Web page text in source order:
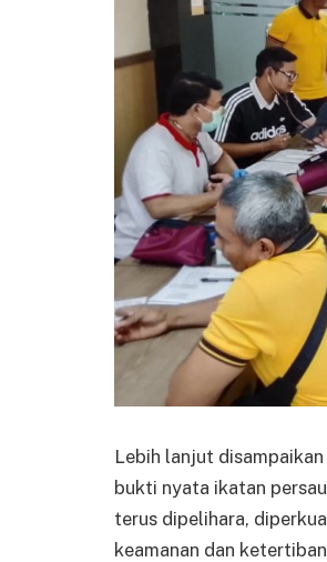
Lebih lanjut
bukti nyata ikatan
terus dipelihara,
keamanan dan